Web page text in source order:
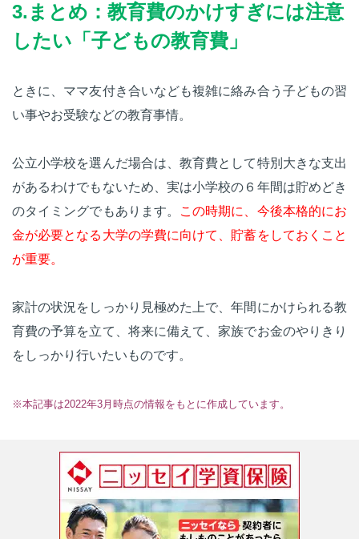
3.まとめ：教育費のかけすぎには注意
したい「子どもの教育費」
ときに、ママ友付き合いなども複雑に絡み合う子どもの習
い事やお受験などの教育事情。
公立小学校を選んだ場合は、教育費として特別大きな支出
があるわけでもないため、実は小学校の６年間は貯めどき
のタイミングでもあります。
この時期に、今後本格的にお
金が必要となる大学の学費に向けて、貯蓄をしておくこと
が重要。
家計の状況をしっかり見極めた上で、年間にかけられる教
育費の予算を立て、将来に備えて、家族でお金のやりきり
をしっかり行いたいものです。
※本記事は2022年3月時点の情報をもとに作成しています。